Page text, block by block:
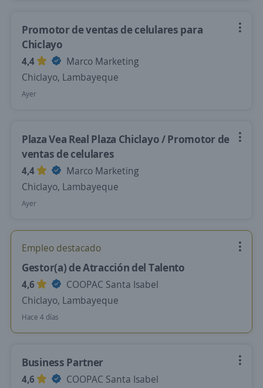
Promotor de ventas de celulares para
Chiclayo
4,4
Marco Marketing
Chiclayo, Lambayeque
Ayer
Plaza Vea Real Plaza Chiclayo / Promotor de
ventas de celulares
4,4
Marco Marketing
Chiclayo, Lambayeque
Ayer
Empleo destacado
Gestor(a) de Atracción del Talento
4,6
COOPAC Santa Isabel
Chiclayo, Lambayeque
Hace 4 días
Business Partner
4,6
COOPAC Santa Isabel